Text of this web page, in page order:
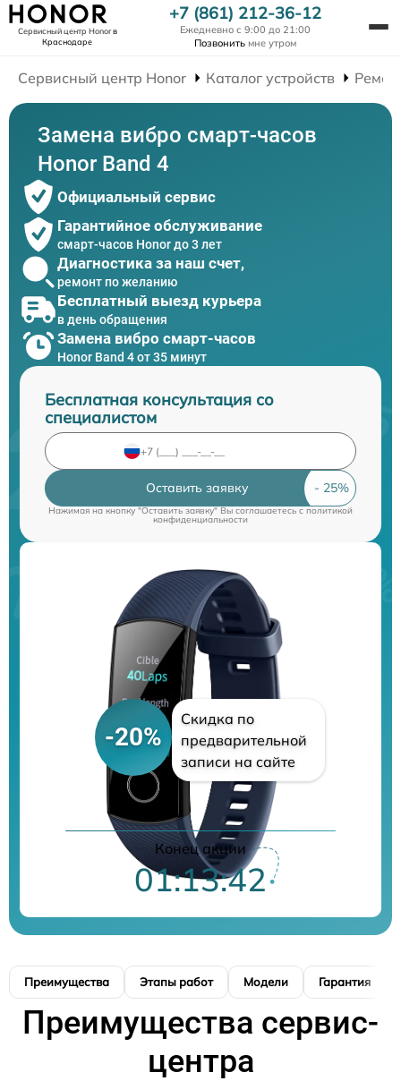
Сервисный центр Honorв
Краснодаре
+7 (861) 212-36-12
Ежедневно с 9:00 до 21:00
Позвонить мне утром
Сервисный центр Honor Каталог устройств
Замена вибро смарт-часов
Honor Band 4
Официальный сервис
Гарантийное обслуживание
смарт-часов Honor до 3 лет
Диагностика за наш счет,
ремонт по желанию
Бесплатный выезд курьера
в день обращения
Замена вибро смарт-часов
Honor Band 4 от 35 минут
Бесплатная консультация со
специалистом
Оставить заявку
Нажимая на кнопку "Оставить заявку" Вы соглашаетесь cполитикой
конфиденциальности
-20%
Скидка по
предварительной
записи на сайте
Конец акции
01:13:41
Преимущества Этапы работ Модели Гарантия
Преимущества сервис-
центра